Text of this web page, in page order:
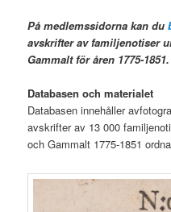
På medlemssidorna kan du
avskrifter av familjenotiser
Gammalt för åren 1775-1851.
Databasen och materialet
Databasen innehåller
avskrifter av 13 000
och Gammalt 1775-1851